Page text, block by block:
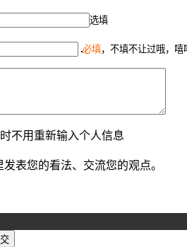
选填
必填，不填不让过哦，嘻
不用重新输入个人信息
表您的看法、交流您的观点。